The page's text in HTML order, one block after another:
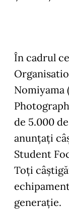
În cadrul
Nomiyama
de 5.000
anunțați
Student
Toți
generație.